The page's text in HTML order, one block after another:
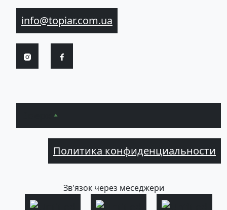
info@topiar.com.ua
Политика конфиденциальности
Зв'язок через меседжери